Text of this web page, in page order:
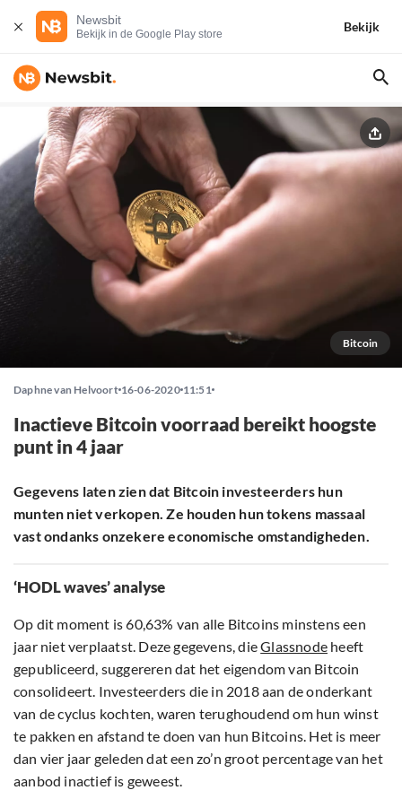
Newsbit
Bekijk in de Google Play store
Bekijk
Bitcoin
Daphne van Helvoort 16-06-2020 11:51
Inactieve Bitcoin voorraad bereikt hoogste
punt in 4 jaar
Gegevens laten zien dat Bitcoin investeerders hun
munten niet verkopen. Ze houden hun tokens massaal
vast ondanks onzekere economische omstandigheden.
‘HODL waves’ analyse
Op dit moment is 60,63% van alle Bitcoins minstens een
jaar niet verplaatst. Deze gegevens, dieGlassnode heeft
gepubliceerd, suggereren dat het eigendom van Bitcoin
consolideert. Investeerders die in 2018 aan de onderkant
van de cyclus kochten, waren terughoudend om hun winst
te pakken en afstand te doen van hun Bitcoins. Het is meer
dan vier jaar geleden dat een zo’n groot percentage van het
aanbod inactief is geweest.